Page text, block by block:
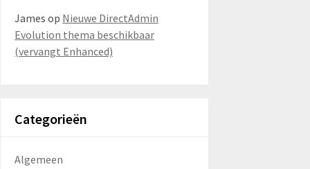
James op Nieuwe DirectAdmin
Evolution thema beschikbaar
(vervangt Enhanced)
Categorieën
Algemeen